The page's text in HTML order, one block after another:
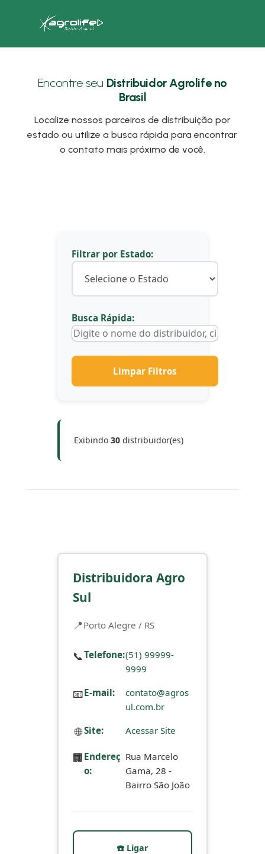
Encontre seu Distribuidor Agrolife no
Brasil
Localize nossos parceiros de distribuição por
estado ou utilize a busca rápida para encontrar
o contato mais próximo de você.
Filtrar por Estado:
Busca Rápida:
Limpar Filtros
Exibindo 30distribuidor(es)
Distribuidora Agro
Sul
Porto Alegre / RS
📞Telefone:(51) 99999-
9999
📧E-mail:
contato@agros
ul.com.br
🌐 Site: Acessar Site
🏢 Endereç
o:
Rua Marcelo
Gama, 28 -
Bairro São João
☎️ Ligar